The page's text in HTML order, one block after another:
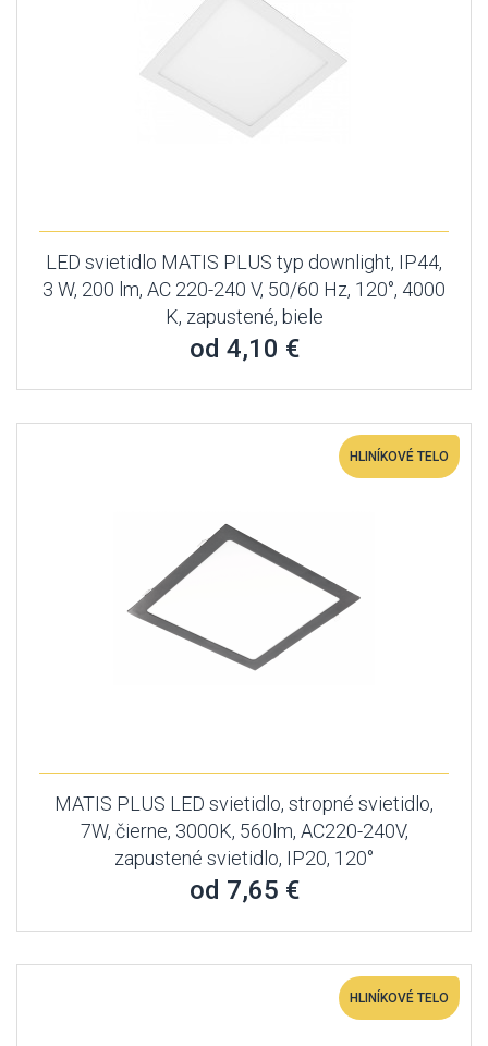
LED svietidlo MATIS PLUS typ downlight, IP44,
3 W, 200 lm, AC 220-240 V, 50/60 Hz, 120°, 4000
K, zapustené, biele
od 4,10 €
HLINÍKOVÉ TELO
MATIS PLUS LED svietidlo, stropné svietidlo,
7W, čierne, 3000K, 560lm, AC220-240V,
zapustené svietidlo, IP20, 120°
od 7,65 €
HLINÍKOVÉ TELO